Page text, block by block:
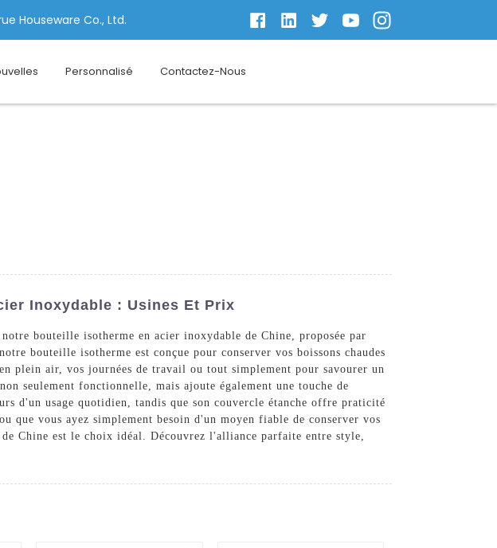
Houseware Co., Ltd.
Personnalisé Contactez-Nous
Inoxydable : Usines Et Prix
bouteille isotherme en acier inoxydable de Chine, proposée par
bouteille isotherme est conçue pour conserver vos boissons chaudes
plein air, vos journées de travail ou tout simplement pour savourer un
seulement fonctionnelle, mais ajoute également une touche de
d'un usage quotidien, tandis que son couvercle étanche offre praticité
vous ayez simplement besoin d'un moyen fiable de conserver vos
Chine est le choix idéal. Découvrez l'alliance parfaite entre style,